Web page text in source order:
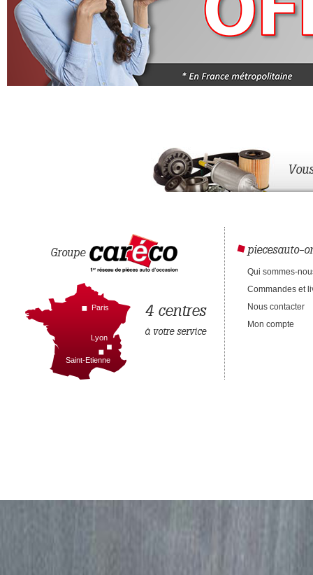
Groupe
4 centres
à votre service
Paris
Lyon
Saint-Etienne
piecesauto-
Qui sommes-
Commandes et
Nous contacter
Mon compte